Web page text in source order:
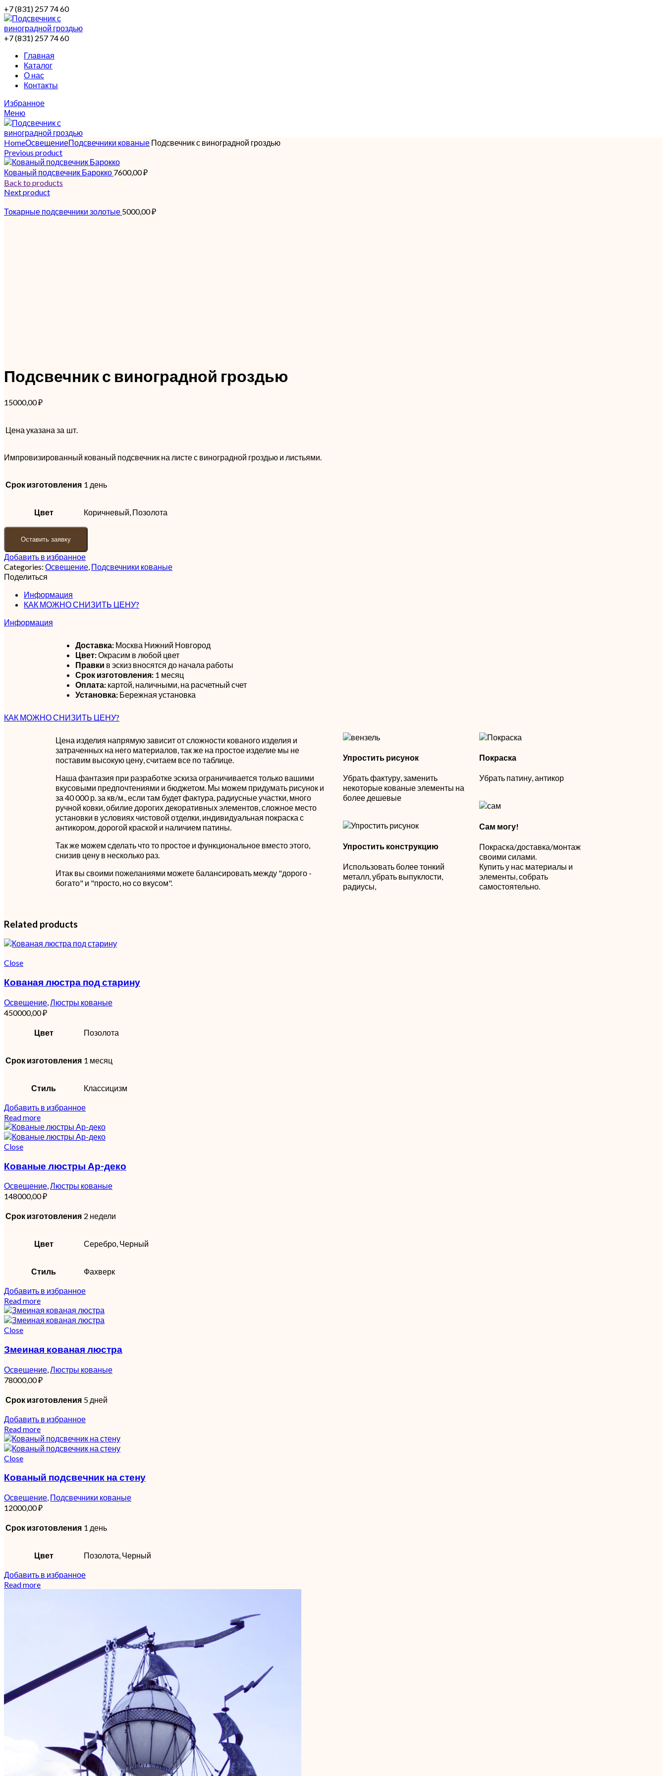
+7 (831) 257 74 60
+7 (831) 257 74 60
Главная
Каталог
О нас
Контакты
Избранное
Меню
HomeОсвещениеПодсвечники кованые Подсвечник с виноградной гроздью
Previous product
Кованый подсвечник Барокко 7600,00₽
Back to products
Next product
Токарные подсвечники золотые 5000,00₽
Подсвечник с виноградной гроздью
15000,00₽
Цена указана за шт.
Импровизированный кованый подсвечник на листе с виноградной гроздью и листьями.
Срок изготовления 1 день
Цвет Коричневый, Позолота
Оставить заявку
Добавить в избранное
Categories: Освещение, Подсвечники кованые
Поделиться
Информация
КАК МОЖНО СНИЗИТЬ ЦЕНУ?
Информация
Доставка: Москва Нижний Новгород
Цвет:Окрасим в любой цвет
Правки в эскиз вносятся до начала работы
Срок изготовления: 1 месяц
Оплата: картой, наличными, на расчетный счет
Установка: Бережная установка
КАК МОЖНО СНИЗИТЬ ЦЕНУ?
Цена изделия напрямую зависит от сложности кованого изделия и
затраченных на него материалов, так же на простое изделие мы не
поставим высокую цену, считаем все по таблице.
Наша фантазия при разработке эскиза ограничивается только вашими
вкусовыми предпочтениями и бюджетом. Мы можем придумать рисунок и
за 40 000 р. за кв/м., если там будет фактура, радиусные участки, много
ручной ковки, обилие дорогих декоративных элементов, сложное место
установки в условиях чистовой отделки, индивидуальная покраска с
антикором, дорогой краской и наличием патины.
Так же можем сделать что то простое и функциональное вместо этого,
снизив цену в несколько раз.
Итак вы своими пожеланиями можете балансировать между "дорого -
богато" и "просто, но со вкусом".
Упростить рисунок
Убрать фактуру, заменить
некоторые кованые элементы на
более дешевые
Упростить конструкцию
Использовать более тонкий
металл, убрать выпуклости,
радиусы,
Покраска
Убрать патину, антикор
Сам могу!
Покраска/доставка/монтаж
своими силами.
Купить у нас материалы и
элементы, собрать
самостоятельно.
Related products
Close
Кованая люстра под старину
Освещение,Люстры кованые
450000,00₽
Цвет Позолота
Срок изготовления 1 месяц
Стиль Классицизм
Добавить в избранное
Read more
Close
Кованые люстры Ар-деко
Освещение,Люстры кованые
148000,00₽
Срок изготовления 2 недели
Цвет Серебро, Черный
Стиль Фахверк
Добавить в избранное
Read more
Close
Змеиная кованая люстра
Освещение Люстры кованые
78000,00₽
Срок изготовления 5 дней
Добавить в избранное
Read more
Close
Кованый подсвечник на стену
Освещение, Подсвечники кованые
12000,00₽
Срок изготовления 1 день
Цвет Позолота, Черный
Добавить в избранное
Read more